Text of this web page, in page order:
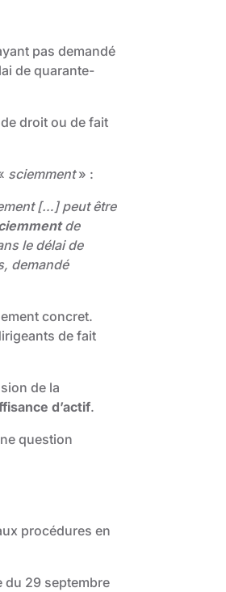
pas demandé
de quarante-
droit ou de fait
sciemment» :
[…] peut être
de
le délai de
demandé
concret.
de fait
de la
d’actif.
question
procédures en
du 29 septembre